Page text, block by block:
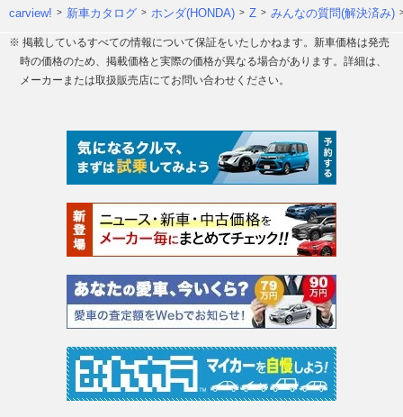
carview! 新車カタログ ホンダ(HONDA) Z みんなの質問(解決済み)
※ 掲載しているすべての情報について保証をいたしかねます。新車価格は発売
時の価格のため、掲載価格と実際の価格が異なる場合があります。詳細は、
メーカーまたは取扱販売店にてお問い合わせください。